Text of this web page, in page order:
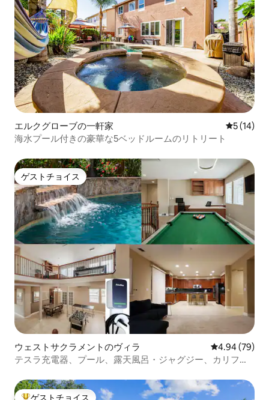
エルクグローブの一軒家 レビュー
5 (14)
海水プール付きの豪華な5ベッドルームのリトリート
ゲストチョイス
ゲストチョイス
ウェストサクラメントのヴィラ レビュー79
4.94 (79)
テスラ充電器、プール、露天風呂・ジャグジー、カリフォ
ゲストチョイス